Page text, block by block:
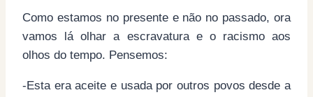
Como estamos no presente e não no passado, ora
vamos lá olhar a escravatura e o racismo aos
olhos do tempo. Pensemos:
-Esta era aceite e usada por outros povos desde a